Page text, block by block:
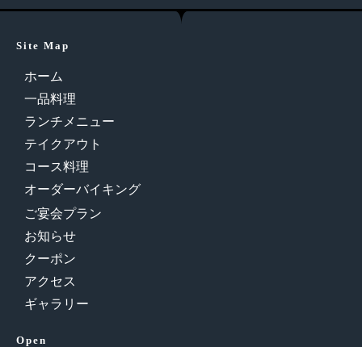
Site Map
ホーム
一品料理
ランチメニュー
テイクアウト
コース料理
オーダーバイキング
ご宴会プラン
お知らせ
クーポン
アクセス
ギャラリー
Open